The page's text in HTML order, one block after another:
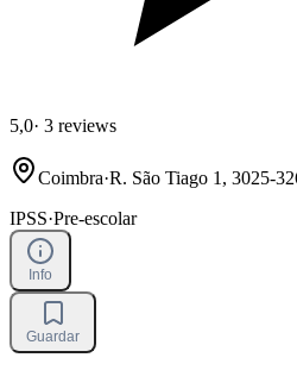
5,0· 3 reviews
Coimbra·R. São Tiago 1, 3025-
IPSS·Pre-escolar
Info
Guardar